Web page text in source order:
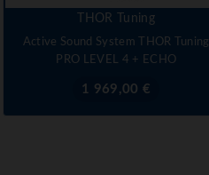
THOR Tuning
Active Sound System THOR Tuning
PRO LEVEL 4 + ECHO
Prix1 969,00 €